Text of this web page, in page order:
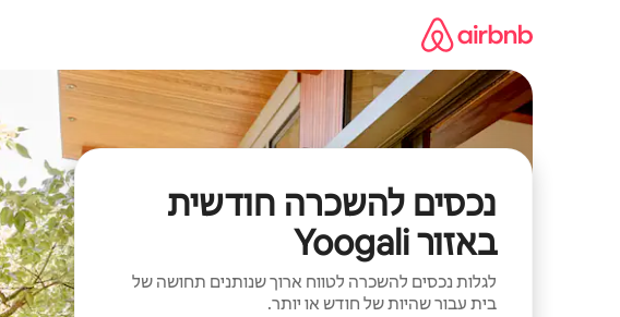
נכסים להשכרה חודשית
באזור Yoogali
לגלות נכסים להשכרה לטווח ארוך שנותנים תחושה של
בית עבור שהיות של חודש או יותר.